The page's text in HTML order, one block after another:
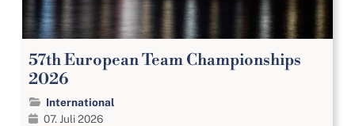
57th European Team Championships
2026
International
07. Juli 2026